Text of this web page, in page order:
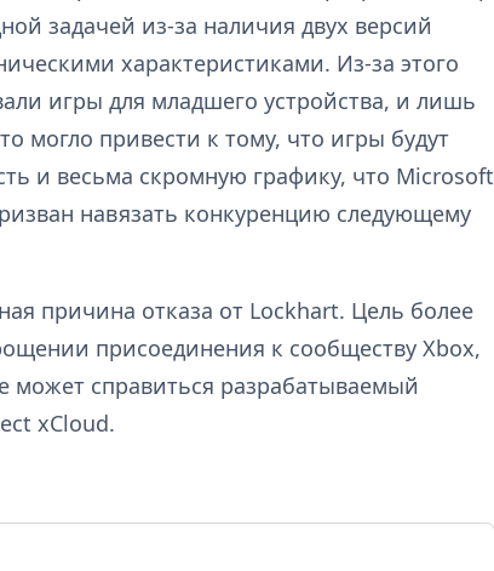
задачей из-за наличия двух версий
характеристиками. Из-за этого
игры для младшего устройства, и лишь
могло привести к тому, что игры будут
и весьма скромную графику, что Microsoft
навязать конкуренцию следующему
причина отказа от Lockhart. Цель более
присоединения к сообществу Xbox,
может справиться разрабатываемый
xCloud.